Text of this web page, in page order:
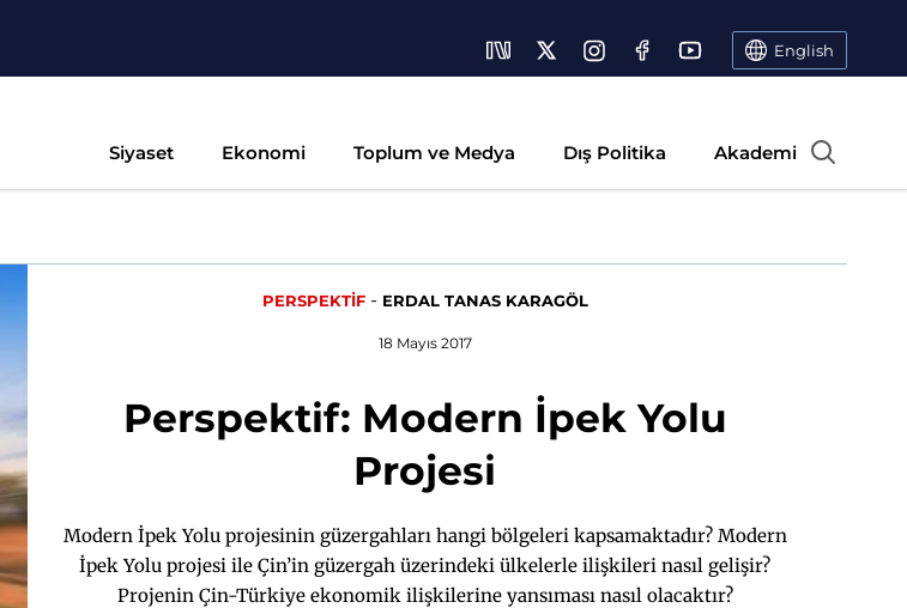
English
Siyaset Ekonomi Toplum ve Medya Dış Politika Akademi
PERSPEKTİF- ERDAL TANAS KARAGÖL
18 Mayıs 2017
Perspektif: Modern İpek Yolu
Projesi
Modern İpek Yolu projesinin güzergahları hangi bölgeleri kapsamaktadır? Modern
İpek Yolu projesi ile Çin’in güzergah üzerindeki ülkelerle ilişkileri nasıl gelişir?
Projenin Çin-Türkiye ekonomik ilişkilerine yansıması nasıl olacaktır?